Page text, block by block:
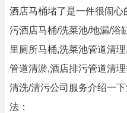
酒店马桶堵了是一件很闹
污酒店马桶/洗菜池/地漏/浴
里厕所马桶,洗菜池管道清
管道清淤,酒店排污管道清
清洗/清污公司服务介绍一
法：